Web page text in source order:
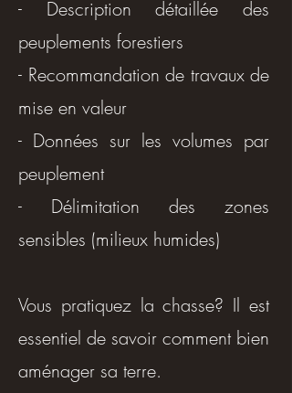
- Description détaillée des
peuplements forestiers
- Recommandation de travaux de
mise en valeur
- Données sur les volumes par
peuplement
- Délimitation des zones
sensibles (milieux humides)
Vous pratiquez la chasse? Il est
essentiel de savoir comment bien
aménager sa terre.